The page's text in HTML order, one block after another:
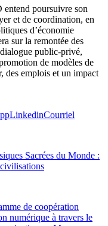
poursuivre son
et de coordination, en
d’économie
sur la remontée des
public-privé,
de modèles de
des emplois et un impact
LinkedinCourriel
Sacrées du Monde :
de coopération
numérique à travers le